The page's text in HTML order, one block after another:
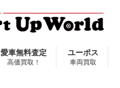
愛車無料査定
高価買取！
ユーポス
車両買取